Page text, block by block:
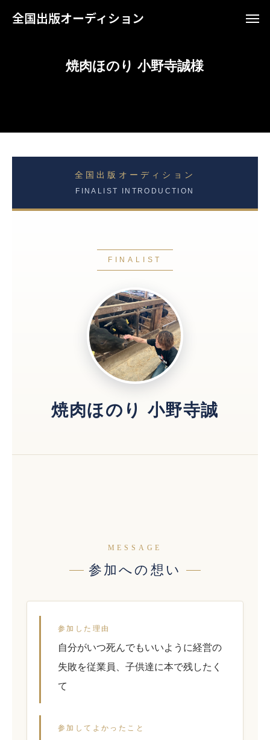
全国出版オーディション
焼肉ほのり 小野寺誠様
全国出版オーディション
FINALIST INTRODUCTION
FINALIST
焼肉ほのり 小野寺誠
MESSAGE
参加への想い
参加した理由
自分がいつ死んでもいいように経営の
失敗を従業員、子供達に本で残したく
て
参加してよかったこと